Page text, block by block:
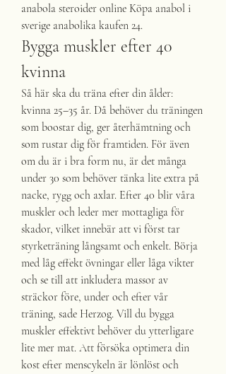
anabola steroider online Köpa anabol i
sverige anabolika kaufen 24.
Bygga muskler efter 40
kvinna
Så här ska du träna efter din ålder:
kvinna 25–35 år. Då behöver du träningen
som boostar dig, ger återhämtning och
som rustar dig för framtiden. För även
om du är i bra form nu, är det många
under 30 som behöver tänka lite extra på
nacke, rygg och axlar. Efter 40 blir våra
muskler och leder mer mottagliga för
skador, vilket innebär att vi först tar
styrketräning långsamt och enkelt. Börja
med låg effekt övningar eller låga vikter
och se till att inkludera massor av
sträckor före, under och efter vår
träning, sade Herzog. Vill du bygga
muskler effektivt behöver du ytterligare
lite mer mat. Att försöka optimera din
kost efter menscykeln är lönlöst och